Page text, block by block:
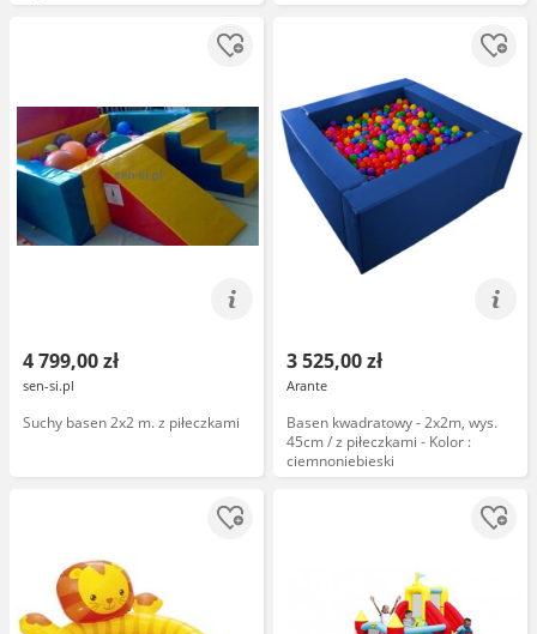
4 799,00 zł
sen-si.pl
Suchy basen 2x2 m. z piłeczkami
3 525,00 zł
Arante
Basen kwadratowy - 2x2m, wys.
45cm / z piłeczkami - Kolor :
ciemnoniebieski